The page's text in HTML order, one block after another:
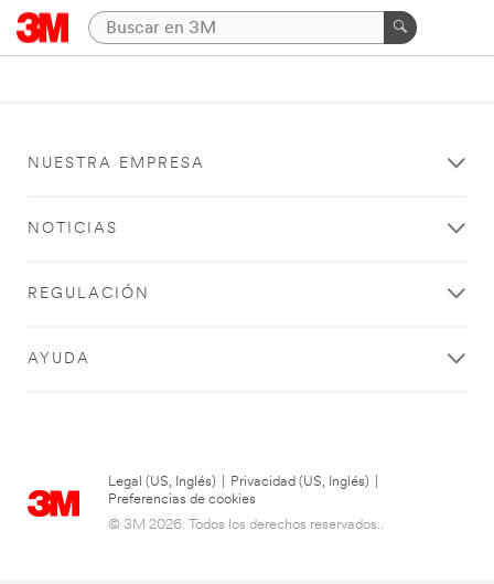
NUESTRA EMPRESA
NOTICIAS
REGULACIÓN
AYUDA
Legal (US, Inglés) Privacidad (US, Inglés)
Preferencias de cookies
© 3M 2026. Todos los derechos reservados..